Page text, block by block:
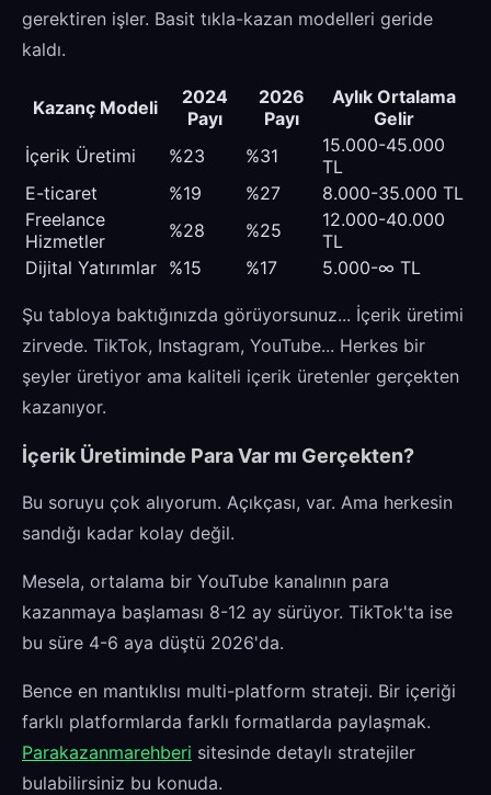
gerektiren işler. Basit tıkla-kazan modelleri geride
kaldı.
Kazanç Modeli
2024
Payı
2026
Payı
Aylık Ortalama
Gelir
İçerik Üretimi
%23 %31
15.000-45.000
TL
E-ticaret
%19 %27
8.000-35.000 TL
Freelance
Hizmetler
%28 %25
12.000-40.000
TL
Dijital Yatırımlar %15 %17 5.000-∞ TL
Şu tabloya baktığınızda görüyorsunuz... İçerik üretimi
zirvede. TikTok, Instagram, YouTube... Herkes bir
şeyler üretiyor ama kaliteli içerik üretenler gerçekten
kazanıyor.
İçerik Üretiminde Para Var mı Gerçekten?
Bu soruyu çok alıyorum. Açıkçası, var. Ama herkesin
sandığı kadar kolay değil.
Mesela, ortalama bir YouTube kanalının para
kazanmaya başlaması 8-12 ay sürüyor. TikTok'ta ise
bu süre 4-6 aya düştü 2026'da.
Bence en mantıklısı multi-platform strateji. Bir içeriği
farklı platformlarda farklı formatlarda paylaşmak.
Parakazanmarehberi sitesinde detaylı stratejiler
bulabilirsiniz bu konuda.